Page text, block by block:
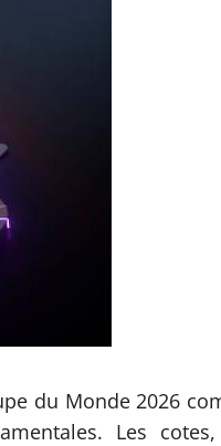
du Monde 2026
Les cotes,